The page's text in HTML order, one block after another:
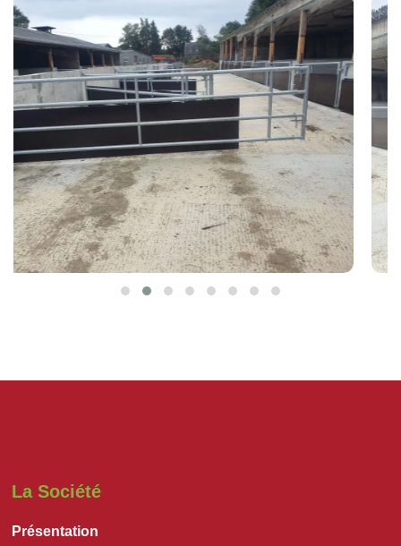
La Société
Présentation